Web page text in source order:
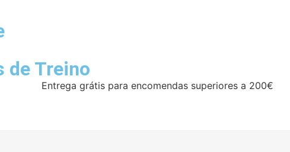
de Treino
Entrega grátis para encomendas superiores a 200€